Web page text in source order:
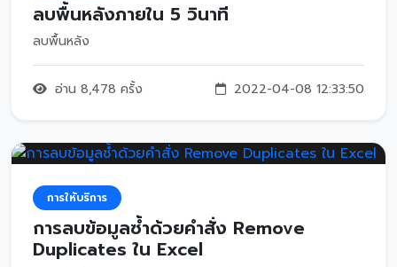
ลบพื้นหลังภายใน 5 วินาที
ลบพื้นหลัง
อ่าน 8,478 ครั้ง 2022-04-08 12:33:50
การให้บริการ
การลบข้อมูลซ้ำด้วยคำสั่ง Remove
Duplicates ใน Excel